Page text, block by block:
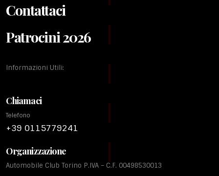
Contattaci
Patrocini 2026
Informazioni Utili:
Chiamaci
Telefono
+39 0115779241
Organizzazione
Automobile Club Torino P.IVA – C.F. 00498530013